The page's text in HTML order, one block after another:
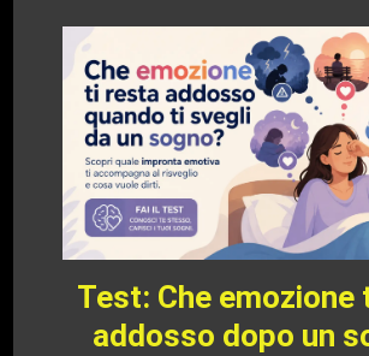
Test: Che emozione
addosso dopo un